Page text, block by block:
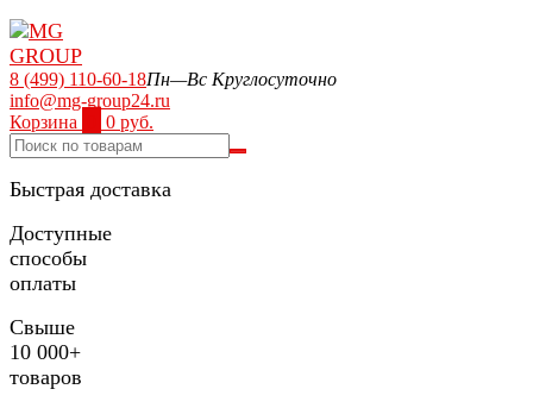
8 (499) 110-60-18Пн—Вс Круглосуточно
info@mg-group24.ru
Корзина
0 руб.
Быстрая доставка
Доступные
способы
оплаты
Свыше
10 000+
товаров